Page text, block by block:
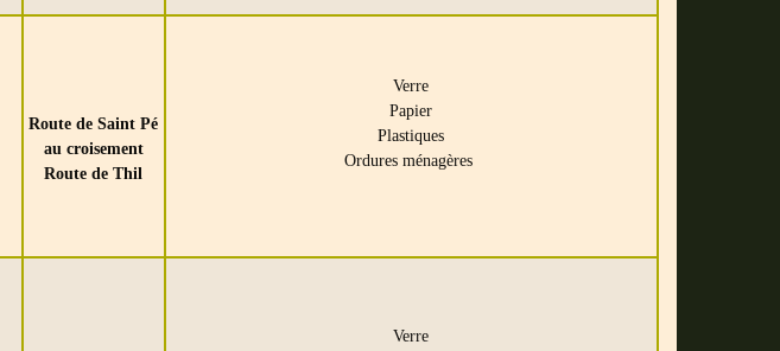
Route de Saint Pé
au croisement
Route de Thil
Verre
Papier
Plastiques
Ordures ménagères
Verre